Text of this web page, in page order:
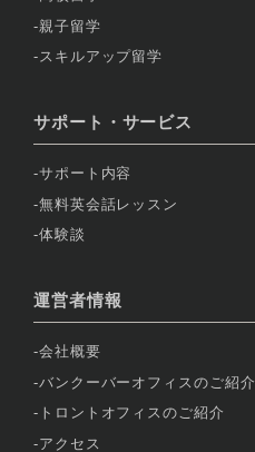
親子留学
スキルアップ留学
サポート・サービス
サポート内容
無料英会話レッスン
体験談
運営者情報
会社概要
バンクーバーオフィスのご紹介
トロントオフィスのご紹介
アクセス